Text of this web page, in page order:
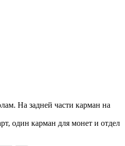
На задней части карман на
один карман для монет и отдел